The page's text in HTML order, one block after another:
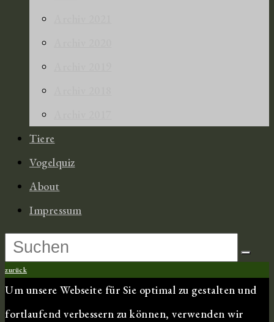
Tiere
Vogelquiz
About
Impressum
zurück
Um unsere Webseite für Sie optimal zu gestalten und
fortlaufend verbessern zu können, verwenden wir